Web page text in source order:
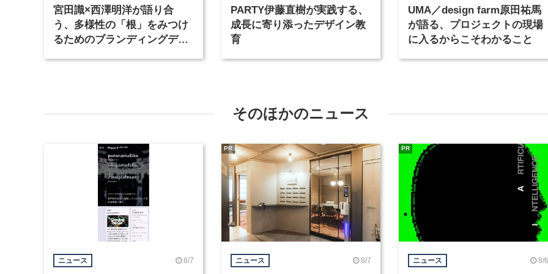
宮田識×西澤明洋が語り合
う、多様性の「根」をみつけ
るためのブランディングデザ
PARTY伊藤直樹が実践する、
成長に寄り添ったデザイン教
育
UMA／design farm原田祐馬
が語る、プロジェクトの現場
に入るからこそわかること
そのほかのニュース
ニュース 8/7 ニュース 8/7
PR
ニュース 8/6
PR